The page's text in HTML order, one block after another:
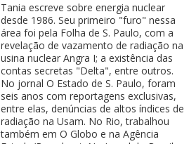
Tania escreve sobre energia nuclear
desde 1986. Seu primeiro "furo" nessa
área foi pela Folha de S. Paulo, com a
revelação de vazamento de radiação na
usina nuclear Angra I; a existência das
contas secretas "Delta", entre outros.
No jornal O Estado de S. Paulo, foram
seis anos com reportagens exclusivas,
entre elas, denúncias de altos índices de
radiação na Usam. No Rio, trabalhou
também em O Globo e na Agência